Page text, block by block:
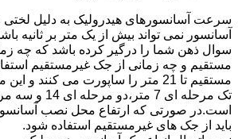
سرعت آسانسورهای هیدرولیک به دلیل
آسانسور نمی تواند بیش از یک متر بر ثانیه
سوال ذهن شما را درگیر کرده باشد که چه
مستقیم و چه زمانی از جک غیرمستقیم
مستقیم تا 21 متر را ساپورت می کنند
باید از جک های غیرمستقیم استفاده شود.